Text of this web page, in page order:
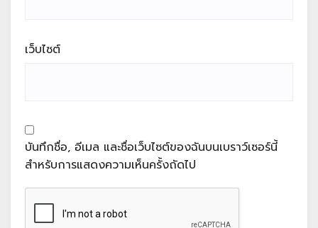
เว็บไซต์
บันทึกชื่อ, อีเมล และชื่อเว็บไซต์ของฉันบนเบราว์เซอร์นี้
สำหรับการแสดงความเห็นครั้งถัดไป